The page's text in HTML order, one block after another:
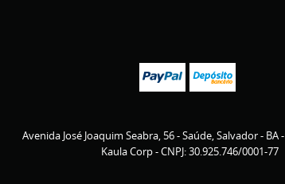
Avenida José Joaquim Seabra, 56-Saúde, Salvador- BA-
Kaula Corp - CNPJ: 30.925.746/0001-77